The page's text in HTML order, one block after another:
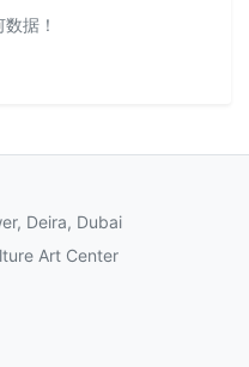
据！
Deira, Dubai
Art Center